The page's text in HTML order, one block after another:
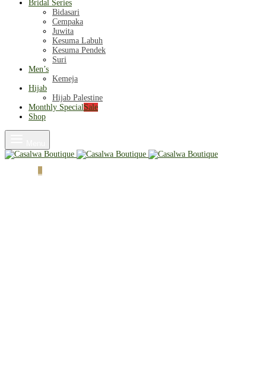
Bridal Series
Bidasari
Cempaka
Juwita
Kesuma Labuh
Kesuma Pendek
Suri
Men’s
Kemeja
Hijab
Hijab Palestine
Monthly SpecialSale
Shop